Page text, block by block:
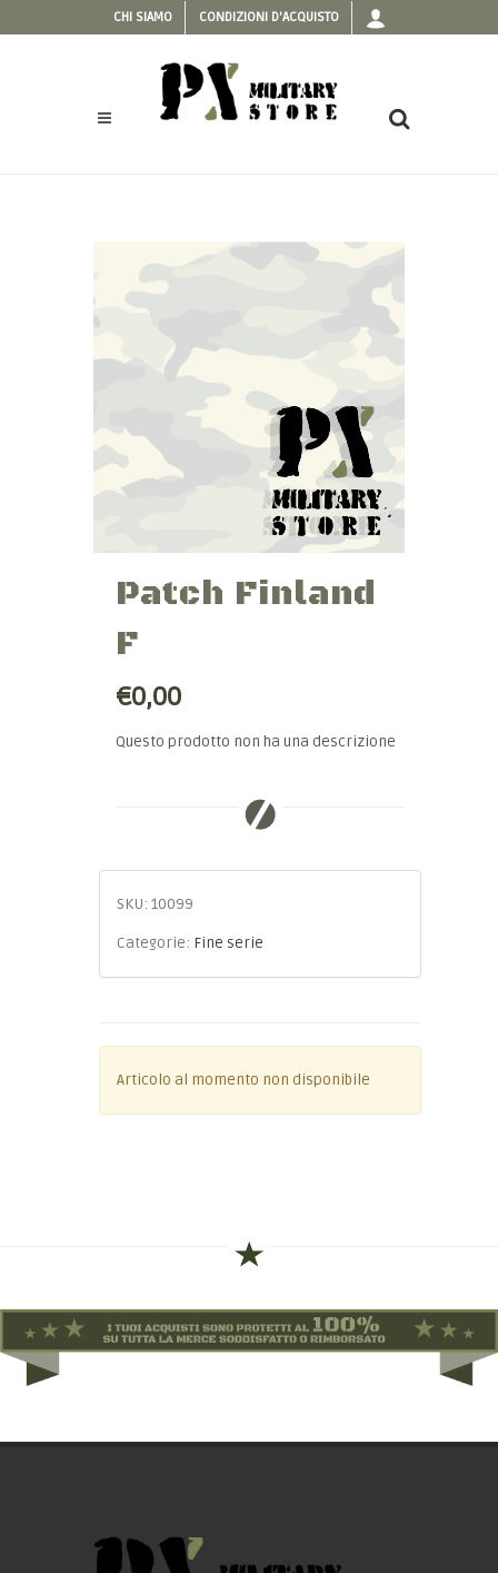
CHI SIAMO CONDIZIONI D'ACQUISTO
Patch Finland
F
€0,00
Questo prodotto non ha una descrizione
SKU: 10099
Categorie: Fine serie
Articolo al momento non disponibile